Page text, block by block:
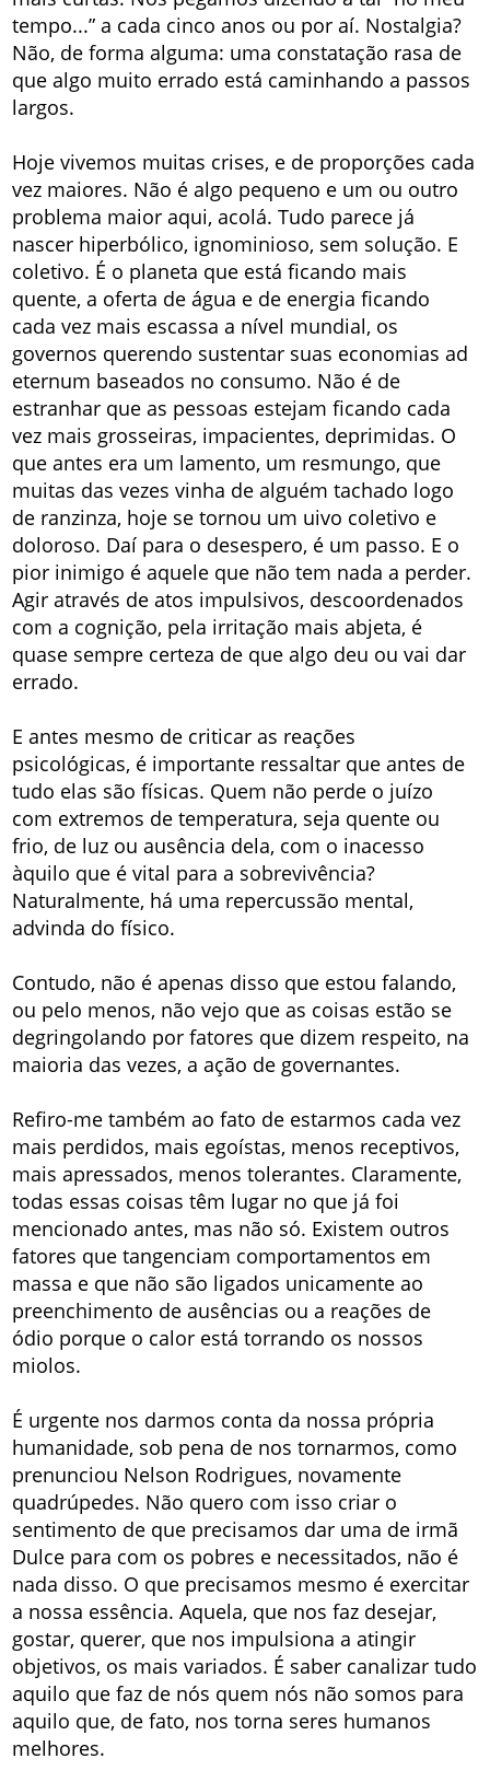
tempo...” a cada cinco anos ou por aí. Nostalgia?
Não, de forma alguma: uma constatação rasa de
que algo muito errado está caminhando a passos
largos.
Hoje vivemos muitas crises, e de proporções cada
vez maiores. Não é algo pequeno e um ou outro
problema maior aqui, acolá. Tudo parece já
nascer hiperbólico, ignominioso, sem solução. E
coletivo. É o planeta que está ficando mais
quente, a oferta de água e de energia ficando
cada vez mais escassa a nível mundial, os
governos querendo sustentar suas economias ad
eternum baseados no consumo. Não é de
estranhar que as pessoas estejam ficando cada
vez mais grosseiras, impacientes, deprimidas. O
que antes era um lamento, um resmungo, que
muitas das vezes vinha de alguém tachado logo
de ranzinza, hoje se tornou um uivo coletivo e
doloroso. Daí para o desespero, é um passo. E o
pior inimigo é aquele que não tem nada a perder.
Agir através de atos impulsivos, descoordenados
com a cognição, pela irritação mais abjeta, é
quase sempre certeza de que algo deu ou vai dar
errado.
E antes mesmo de criticar as reações
psicológicas, é importante ressaltar que antes de
tudo elas são físicas. Quem não perde o juízo
com extremos de temperatura, seja quente ou
frio, de luz ou ausência dela, com o inacesso
àquilo que é vital para a sobrevivência?
Naturalmente, há uma repercussão mental,
advinda do físico.
Contudo, não é apenas disso que estou falando,
ou pelo menos, não vejo que as coisas estão se
degringolando por fatores que dizem respeito, na
maioria das vezes, a ação de governantes.
Refiro-me também ao fato de estarmos cada vez
mais perdidos, mais egoístas, menos receptivos,
mais apressados, menos tolerantes. Claramente,
todas essas coisas têm lugar no que já foi
mencionado antes, mas não só. Existem outros
fatores que tangenciam comportamentos em
massa e que não são ligados unicamente ao
preenchimento de ausências ou a reações de
ódio porque o calor está torrando os nossos
miolos.
É urgente nos darmos conta da nossa própria
humanidade, sob pena de nos tornarmos, como
prenunciou Nelson Rodrigues, novamente
quadrúpedes. Não quero com isso criar o
sentimento de que precisamos dar uma de irmã
Dulce para com os pobres e necessitados, não é
nada disso. O que precisamos mesmo é exercitar
a nossa essência. Aquela, que nos faz desejar,
gostar, querer, que nos impulsiona a atingir
objetivos, os mais variados. É saber canalizar tudo
aquilo que faz de nós quem nós não somos para
aquilo que, de fato, nos torna seres humanos
melhores.